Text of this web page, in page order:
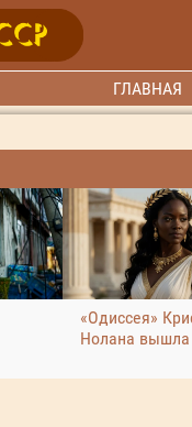
ГЛАВНАЯ
«Одиссея»
Нолана вышла